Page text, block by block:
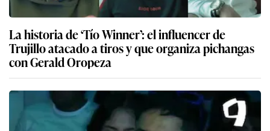
La historia de ‘Tío Winner’: el influencer de
Trujillo atacado a tiros y que organiza pichangas
con Gerald Oropeza